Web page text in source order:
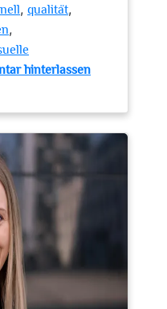
, qualität,
,
hinterlassen